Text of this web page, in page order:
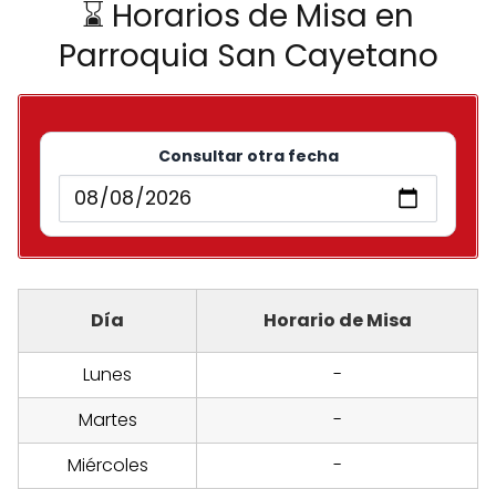
⌛ Horarios de Misa en
Parroquia San Cayetano
Consultar otra fecha
Día Horario de Misa
Lunes
-
Martes
-
Miércoles
-